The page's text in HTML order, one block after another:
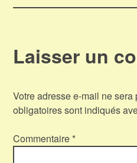
l’article
Laisser un
Votre adresse e-mail ne sera
obligatoires sont indiqués
Commentaire *